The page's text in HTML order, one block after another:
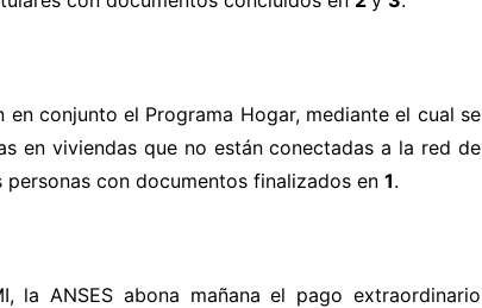
en conjunto el Programa Hogar, mediante el cual se
en viviendas que no están conectadas a la red de
con documentos finalizados en 1.
la ANSES abona mañana el pago extraordinario